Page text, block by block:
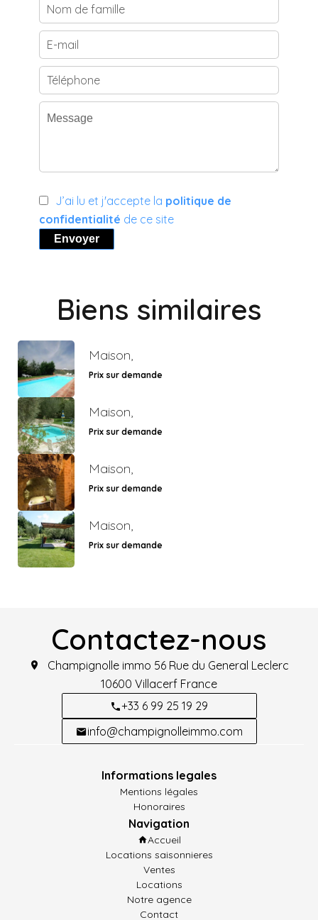
J’ai lu et j'accepte la politique de
confidentialité de ce site
Envoyer
Biens similaires
Maison,
Prix sur demande
Maison,
Prix sur demande
Maison,
Prix sur demande
Maison,
Prix sur demande
Contactez-nous
Champignolle immo 56 Rue du General Leclerc
10600 Villacerf France
+33 6 99 25 19 29
info@champignolleimmo.com
Informations legales
Mentions légales
Honoraires
Navigation
Accueil
Locations saisonnieres
Ventes
Locations
Notre agence
Contact